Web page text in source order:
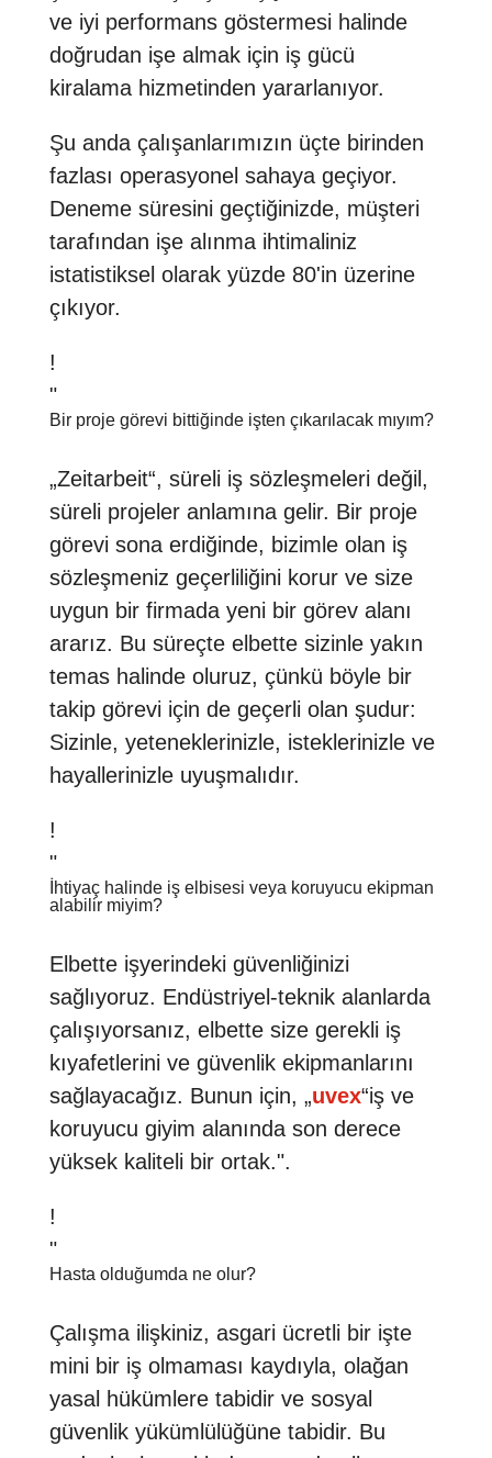
ve iyi performans göstermesi halinde
doğrudan işe almak için iş gücü
kiralama hizmetinden yararlanıyor.
Şu anda çalışanlarımızın üçte birinden
fazlası operasyonel sahaya geçiyor.
Deneme süresini geçtiğinizde, müşteri
tarafından işe alınma ihtimaliniz
istatistiksel olarak yüzde 80'in üzerine
çıkıyor.
!
"
Bir proje görevi bittiğinde işten çıkarılacak mıyım?
„Zeitarbeit“, süreli iş sözleşmeleri değil,
süreli projeler anlamına gelir. Bir proje
görevi sona erdiğinde, bizimle olan iş
sözleşmeniz geçerliliğini korur ve size
uygun bir firmada yeni bir görev alanı
ararız. Bu süreçte elbette sizinle yakın
temas halinde oluruz, çünkü böyle bir
takip görevi için de geçerli olan şudur:
Sizinle, yeteneklerinizle, isteklerinizle ve
hayallerinizle uyuşmalıdır.
!
"
İhtiyaç halinde iş elbisesi veya koruyucu ekipman
alabilir miyim?
Elbette işyerindeki güvenliğinizi
sağlıyoruz. Endüstriyel-teknik alanlarda
çalışıyorsanız, elbette size gerekli iş
kıyafetlerini ve güvenlik ekipmanlarını
sağlayacağız. Bunun için, „uvex“iş ve
koruyucu giyim alanında son derece
yüksek kaliteli bir ortak.".
!
"
Hasta olduğumda ne olur?
Çalışma ilişkiniz, asgari ücretli bir işte
mini bir iş olmaması kaydıyla, olağan
yasal hükümlere tabidir ve sosyal
güvenlik yükümlülüğüne tabidir. Bu